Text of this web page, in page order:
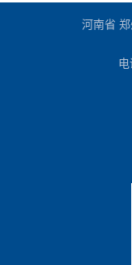
河南省
电